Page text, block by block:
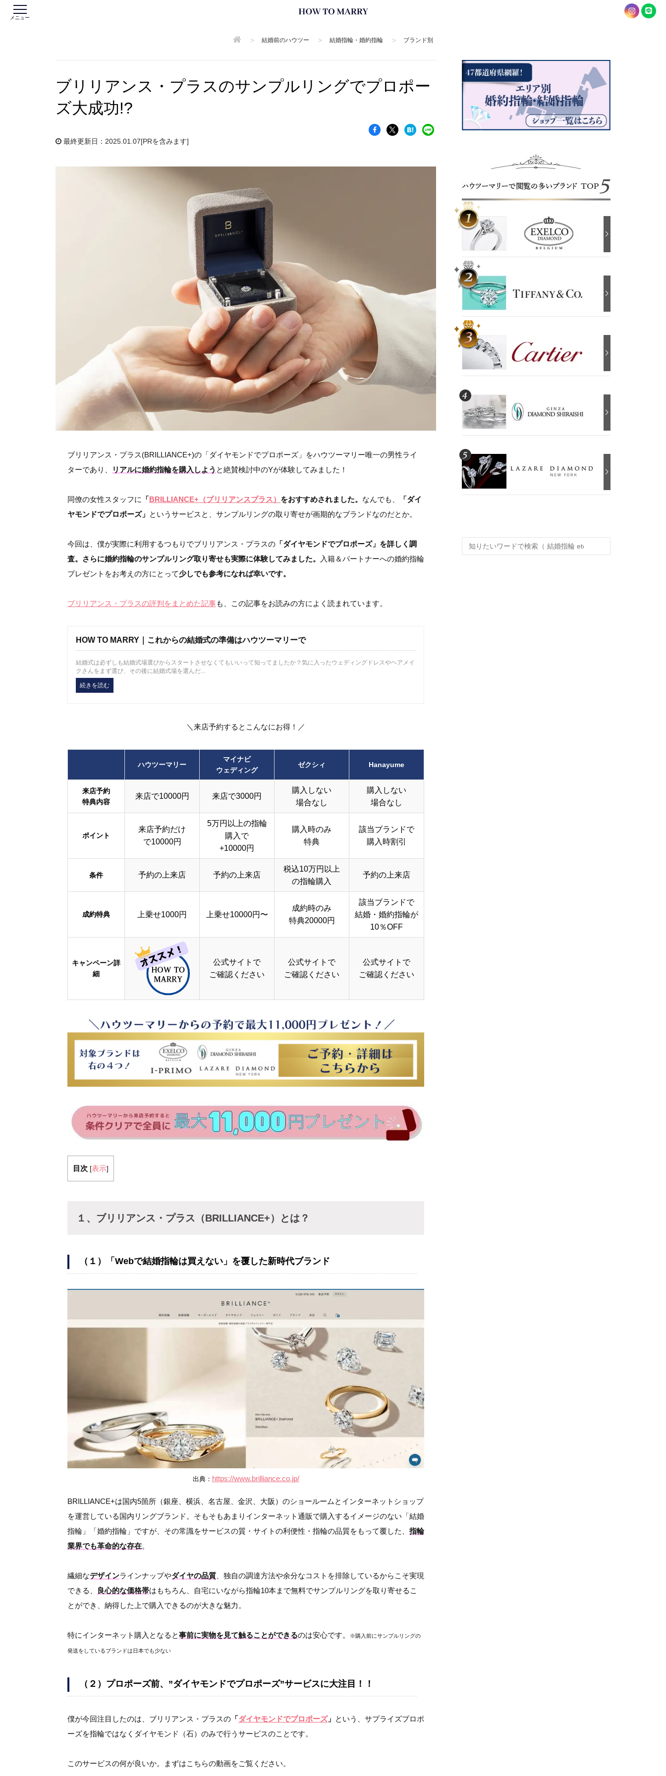
メニュー
> 結婚前のハウツー > 結婚指輪・婚約指輪 > ブランド別
ブリリアンス・プラスのサンプルリングでプロポー
ズ大成功!?
最終更新日：2025.01.07[PRを含みます]
ブリリアンス・プラス(BRILLIANCE+)の「ダイヤモンドでプロポーズ」をハウツーマリー唯一の男性ライ
ターであり、
リアルに婚約指輪を購入しよう と絶賛検討中のYが体験してみました！
同僚の女性スタッフに 「BRILLIANCE+（ブリリアンスプラス） をおすすめされました。 なんでも、
「ダイ
ヤモンドでプロポーズ」 というサービスと、サンプルリングの取り寄せが画期的なブランドなのだとか。
今回は、僕が実際に利用するつもりでブリリアンス・プラスの 「ダイヤモンドでプロポーズ」を詳しく調
査。さらに婚約指輪のサンプルリング取り寄せも実際に体験してみました。
入籍＆パートナーへの婚約指輪
プレゼントをお考えの方にとって少しでも参考になれば幸いです。
ブリリアンス・プラスの評判をまとめた記事も、この記事をお読みの方によく読まれています。
HOW TO MARRY｜これからの結婚式の準備はハウツーマリーで
結婚式は必ずしも結婚式場選びからスタートさせなくてもいいって知ってましたか？気に入ったウェディングドレスやヘアメイ
クさんをまず選び、その後に結婚式場を選んだ...
続きを読む
＼来店予約するとこんなにお得！／
ハウツーマリー
マイナビ
ウェディング
ゼクシィ Hanayume
来店予約
特典内容
来店で10000円 来店で3000円
購入しない
場合なし
購入しない
場合なし
ポイント
来店予約だけ
で10000円
5万円以上の指輪
購入で
+10000円
購入時のみ
特典
該当ブランドで
購入時割引
条件 予約の上来店 予約の上来店
税込10万円以上
の指輪購入
予約の上来店
成約特典 上乗せ1000円 上乗せ10000円〜
成約時のみ
特典20000円
該当ブランドで
結婚・婚約指輪が
10％OFF
キャンペーン詳
細
公式サイトで
ご確認ください
公式サイトで
ご確認ください
公式サイトで
ご確認ください
目次 [表示]
１、 ブリリアンス・プラス（BRILLIANCE+）とは？
（１）「Webで結婚指輪は買えない」を覆した新時代ブランド
出典： https://www.brilliance.co.jp/
BRILLIANCE+は国内5箇所（銀座、横浜、名古屋、金沢、大阪）のショールームとインターネットショップ
を運営している国内リングブランド。そもそもあまりインターネット通販で購入するイメージのない「結婚
指輪」「婚約指輪」ですが、その常識をサービスの質・サイトの利便性・指輪の品質をもって覆した、 指輪
業界でも革命的な存在。
繊細なデザインラインナップやダイヤの品質 、独自の調達方法や余分なコストを排除しているからこそ実現
できる、
良心的な価格帯はもちろん、自宅にいながら指輪10本まで無料でサンプルリングを取り寄せるこ
とができ、納得した上で購入できるのが大きな魅力。
特にインターネット購入となると事前に実物を見て触ることができるのは安心です。 ※購入前にサンプルリングの
発送をしているブランドは日本でも少ない
（２）プロポーズ前、”ダイヤモンドでプロポーズ”サービスに大注目！！
僕が今回注目したのは、ブリリアンス・プラスの 「ダイヤモンドでプロポーズ」 という、サプライズプロポ
ーズを指輪ではなくダイヤモンド（石）のみで行うサービスのことです。
このサービスの何が良いか。まずはこちらの動画をご覧ください。